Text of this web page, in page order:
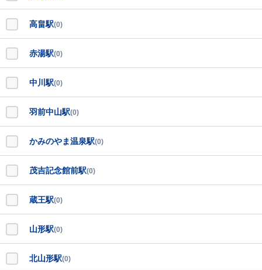
高畠駅(0)
赤湯駅(0)
中川駅(0)
羽前中山駅(0)
かみのやま温泉駅(0)
茂吉記念館前駅(0)
蔵王駅(0)
山形駅(0)
北山形駅(0)